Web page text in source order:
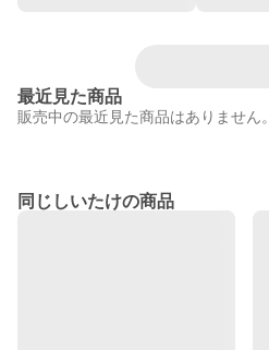
最近見た商品
販売中の最近見た商品はありません。
同じしいたけの商品